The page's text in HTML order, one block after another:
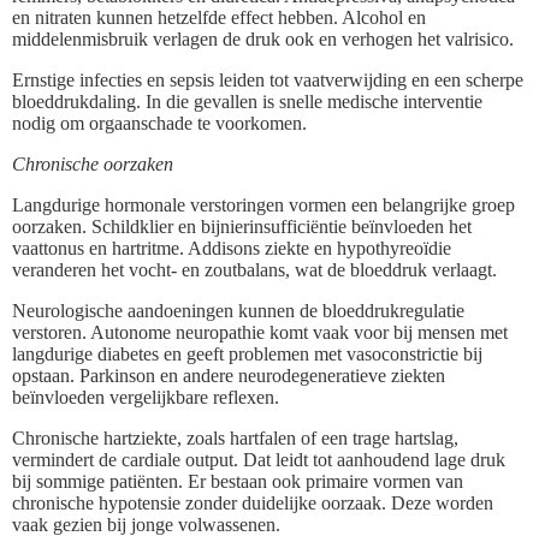
en nitraten kunnen hetzelfde effect hebben. Alcohol en
middelenmisbruik verlagen de druk ook en verhogen het valrisico.
Ernstige infecties en sepsis leiden tot vaatverwijding en een scherpe
bloeddrukdaling. In die gevallen is snelle medische interventie
nodig om orgaanschade te voorkomen.
Chronische oorzaken
Langdurige hormonale verstoringen vormen een belangrijke groep
oorzaken. Schildklier en bijnierinsufficiëntie beïnvloeden het
vaattonus en hartritme. Addisons ziekte en hypothyreoïdie
veranderen het vocht- en zoutbalans, wat de bloeddruk verlaagt.
Neurologische aandoeningen kunnen de bloeddrukregulatie
verstoren. Autonome neuropathie komt vaak voor bij mensen met
langdurige diabetes en geeft problemen met vasoconstrictie bij
opstaan. Parkinson en andere neurodegeneratieve ziekten
beïnvloeden vergelijkbare reflexen.
Chronische hartziekte, zoals hartfalen of een trage hartslag,
vermindert de cardiale output. Dat leidt tot aanhoudend lage druk
bij sommige patiënten. Er bestaan ook primaire vormen van
chronische hypotensie zonder duidelijke oorzaak. Deze worden
vaak gezien bij jonge volwassenen.